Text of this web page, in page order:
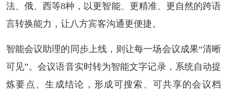
法、俄、西等8种，以更智能、更精准、更自然的跨语
言转换能力，让八方宾客沟通更便捷。
智能会议助理的同步上线，则让每一场会议成果“清晰
可见”。会议语音实时转为智能文字记录，系统自动提
炼要点、生成结论，形成可搜索、可共享的会议档